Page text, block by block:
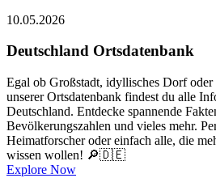
10.05.2026
Deutschland Ortsdatenbank
Egal ob Großstadt, idyllisches Dorf
unserer Ortsdatenbank findest du alle
Deutschland. Entdecke spannende
Bevölkerungszahlen und vieles mehr.
Heimatforscher oder einfach alle, die
wissen wollen! 🔎🇩🇪
Explore Now